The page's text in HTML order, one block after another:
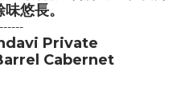
悠長。
Private
Cabernet